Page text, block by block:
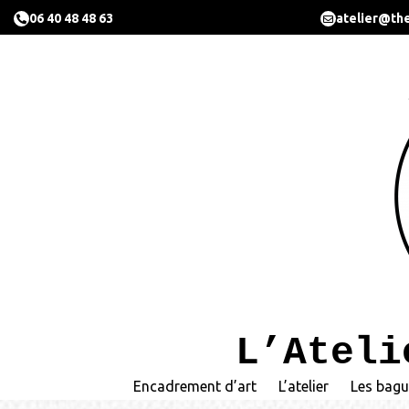
06 40 48 48 63
Encadrement d’art L’atelier Les